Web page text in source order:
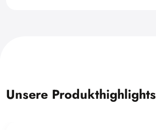
Unsere Produkthighlights